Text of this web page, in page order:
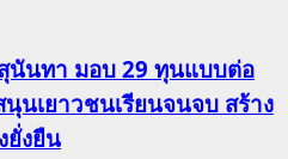
นันทา มอบ 29 ทุนแบบต่อ
นเยาวชนเรียนจนจบ สร้าง
ยั่งยืน